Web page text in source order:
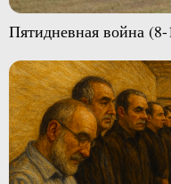
Пятидневная война (8-